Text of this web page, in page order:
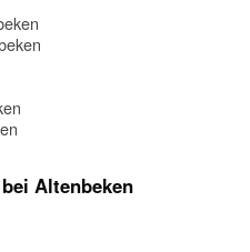
Altenbeken